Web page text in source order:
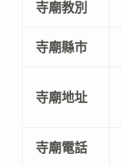
寺廟教別
寺廟縣市
寺廟地址
寺廟電話